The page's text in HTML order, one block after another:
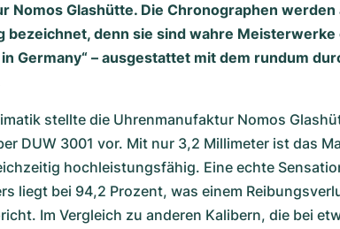
Nomos Glashütte. Die Chronographen werden
bezeichnet, denn sie sind wahre
Germany“ – ausgestattet mit dem rundum
stellte die Uhrenmanufaktur Nomos
DUW 3001 vor. Mit nur 3,2 Millimeter ist das
hochleistungsfähig. Eine echte
liegt bei 94,2 Prozent, was einem
Im Vergleich zu anderen Kalibern, die bei